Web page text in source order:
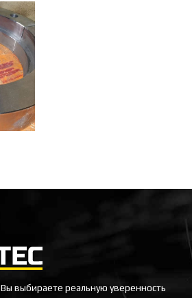
Вы выбираете реальную уверенность